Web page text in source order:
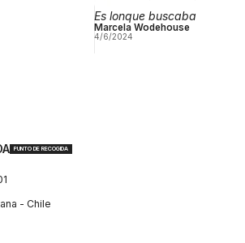
Es lonque buscaba
Marcela Wodehouse
4/6/2024
PUNTO DE RECOGIDA
- Chile